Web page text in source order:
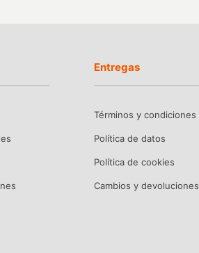
Entregas
Términos y condiciones
Política de datos
Política de cookies
Cambios y devoluciones